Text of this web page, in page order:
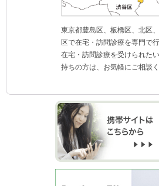
東京都豊島区、板橋区、北区
区で在宅・訪問診療を専門で行
在宅・訪問診療を受けられた
持ちの方は、お気軽にご相談く